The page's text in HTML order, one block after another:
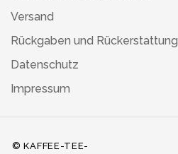
Versand
Rückgaben und Rückerstattung
Datenschutz
Impressum
© KAFFEE-TEE-